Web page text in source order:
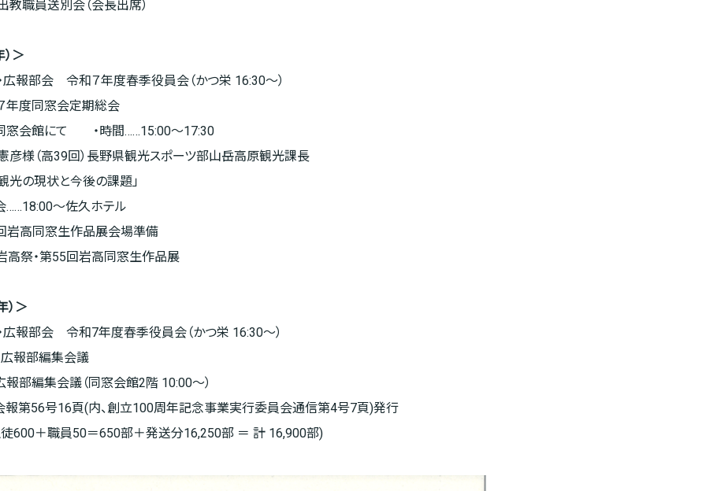
職員送別会（会長出席）
＞
報部会 令和７年度春季役員会（かつ栄 16:30～）
度同窓会定期総会
会館にて ・時間……15:00～17:30
様（高39回）長野県観光スポーツ部山岳高原観光課長
の現状と今後の課題」
～佐久ホテル
高同窓生作品展会場準備
祭・第55回岩高同窓生作品展
）＞
報部会 令和7年度春季役員会（かつ栄 16:30～）
報部編集会議
部編集会議（同窓会館2階 10:00～）
第56号16頁(内、創立100周年記念事業実行委員会通信第4号7頁)発行
徒600＋職員50＝650部＋発送分16,250部 ＝ 計 16,900部)